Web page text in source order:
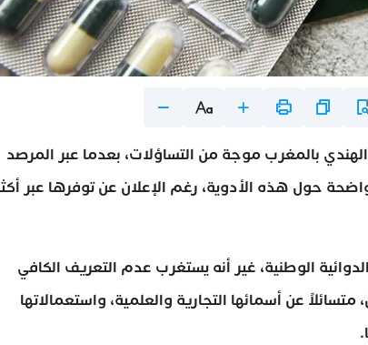
مشتقا من القنب الهندي بالمغرب موجة من التساؤلات، بعدما عبر المرصد
حول هذه الأدوية، رغم الإعلان عن توفرها عبر
الوطنية، غير أنه يستغرب عدم التعريف الكافي
عن أسمائها التجارية والعلمية، واستعمالاتها